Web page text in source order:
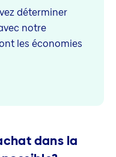
déterminer
notre
les économies
dans la